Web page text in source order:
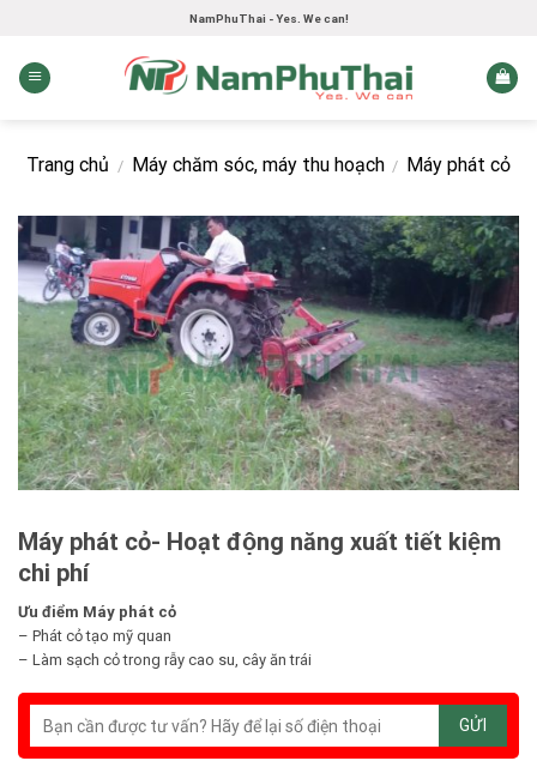
content
NamPhuThai - Yes. We can!
Trang chủ / Máy chăm sóc, máy thu hoạch / Máy phát cỏ
Máy phát cỏ- Hoạt động năng xuất tiết kiệm
chi phí
Ưu điểm Máy phát cỏ
– Phát cỏ tạo mỹ quan
– Làm sạch cỏ trong rẫy cao su, cây ăn trái